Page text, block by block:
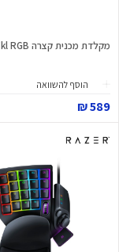
מקלדת מכנית קצרה K70 Core Tkl RGB
הוסף להשוואה
589 ₪